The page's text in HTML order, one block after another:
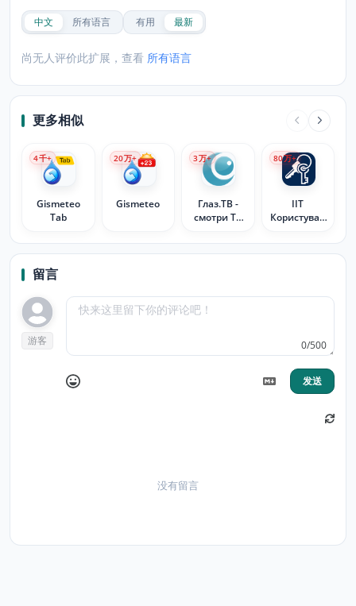
中文 所有语言 有用 最新
尚无人评价此扩展，查看 所有语言
更多相似
Gismeteo
Tab
4千+
Gismeteo
20万+
Глаз.ТВ -
смотри ТВ
3万+
ІІТ
Користувач
підп. (web-
р.)
80万+
留言
游客 0/500
发送
没有留言